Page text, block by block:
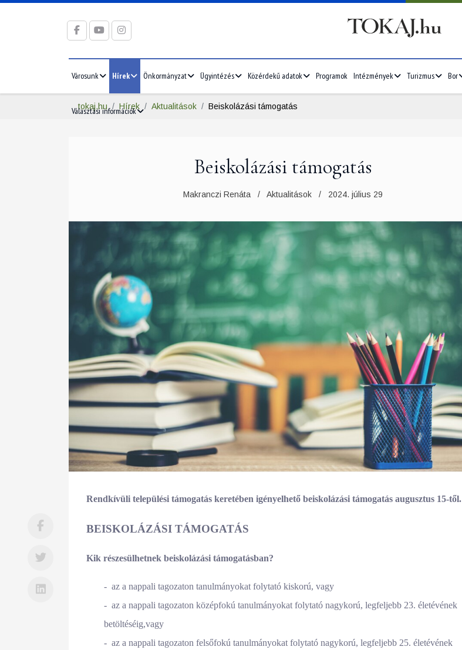
Városunk Hírek Önkormányzat Ügyintézés Közérdekű adatok Programok Intézmények Turizmus Bor
Választási információk
tokaj.hu Hírek Aktualitások Beiskolázási támogatás
Beiskolázási támogatás
Makranczi Renáta Aktualitások 2024. július 29
Rendkívüli települési támogatás keretében igényelhető beiskolázási támogatás augusztus 15-től.
BEISKOLÁZÁSI TÁMOGATÁS
Kik részesülhetnek beiskolázási támogatásban?
- az a nappali tagozaton tanulmányokat folytató kiskorú, vagy
- az a nappali tagozaton középfokú tanulmányokat folytató nagykorú, legfeljebb 23. életévének
betöltéséig,vagy
- az a nappali tagozaton felsőfokú tanulmányokat folytató nagykorú, legfeljebb 25. életévének